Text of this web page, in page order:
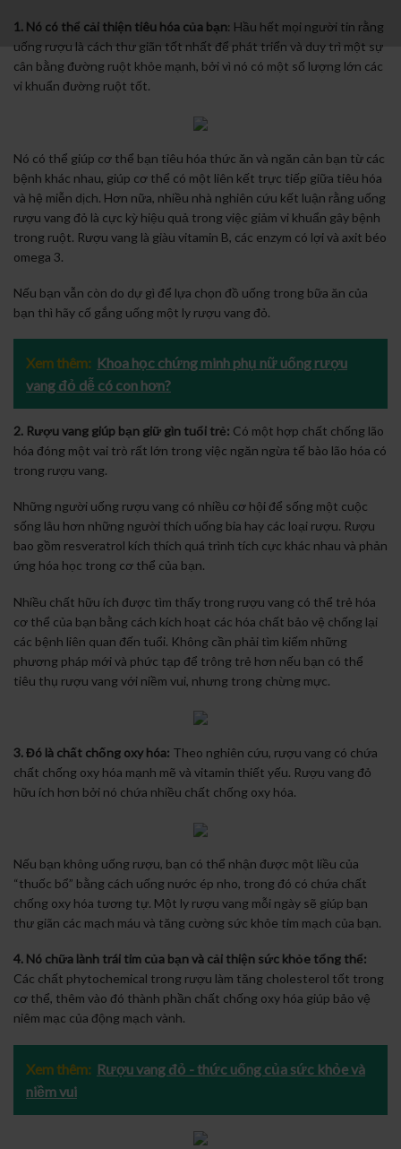
1. Nó có thể cải thiện tiêu hóa của bạn: Hầu hết mọi người tin rằng
uống rượu là cách thư giãn tốt nhất để phát triển và duy trì một sự
cân bằng đường ruột khỏe mạnh, bởi vì nó có một số lượng lớn các
vi khuẩn đường ruột tốt.
Nó có thể giúp cơ thể bạn tiêu hóa thức ăn và ngăn cản bạn từ các
bệnh khác nhau, giúp cơ thể có một liên kết trực tiếp giữa tiêu hóa
và hệ miễn dịch. Hơn nữa, nhiều nhà nghiên cứu kết luận rằng uống
rượu vang đỏ là cực kỳ hiệu quả trong việc giảm vi khuẩn gây bệnh
trong ruột. Rượu vang là giàu vitamin B, các enzym có lợi và axit béo
omega 3.
Nếu bạn vẫn còn do dự gì để lựa chọn đồ uống trong bữa ăn của
bạn thì hãy cố gắng uống một ly rượu vang đỏ.
Xem thêm: Khoa học chứng minh phụ nữ uống rượu
vang đỏ dễ có con hơn?
2. Rượu vang giúp bạn giữ gìn tuổi trẻ: Có một hợp chất chống lão
hóa đóng một vai trò rất lớn trong việc ngăn ngừa tế bào lão hóa có
trong rượu vang.
Những người uống rượu vang có nhiều cơ hội để sống một cuộc
sống lâu hơn những người thích uống bia hay các loại rượu. Rượu
bao gồm resveratrol kích thích quá trình tích cực khác nhau và phản
ứng hóa học trong cơ thể của bạn.
Nhiều chất hữu ích được tìm thấy trong rượu vang có thể trẻ hóa
cơ thể của bạn bằng cách kích hoạt các hóa chất bảo vệ chống lại
các bệnh liên quan đến tuổi. Không cần phải tìm kiếm những
phương pháp mới và phức tạp để trông trẻ hơn nếu bạn có thể
tiêu thụ rượu vang với niềm vui, nhưng trong chừng mực.
3. Đó là chất chống oxy hóa: Theo nghiên cứu, rượu vang có chứa
chất chống oxy hóa mạnh mẽ và vitamin thiết yếu. Rượu vang đỏ
hữu ích hơn bởi nó chứa nhiều chất chống oxy hóa.
Nếu bạn không uống rượu, bạn có thể nhận được một liều của
“thuốc bổ” bằng cách uống nước ép nho, trong đó có chứa chất
chống oxy hóa tương tự. Một ly rượu vang mỗi ngày sẽ giúp bạn
thư giãn các mạch máu và tăng cường sức khỏe tim mạch của bạn.
4. Nó chữa lành trái tim của bạn và cải thiện sức khỏe tổng thể:
Các chất phytochemical trong rượu làm tăng cholesterol tốt trong
cơ thể, thêm vào đó thành phần chất chống oxy hóa giúp bảo vệ
niêm mạc của động mạch vành.
Xem thêm: Rượu vang đỏ - thức uống của sức khỏe và
niềm vui